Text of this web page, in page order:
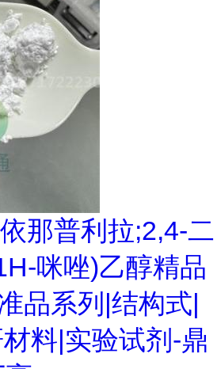
那普利拉;2,4-二
咪唑)乙醇精品
品系列|结构式|
料|实验试剂-鼎